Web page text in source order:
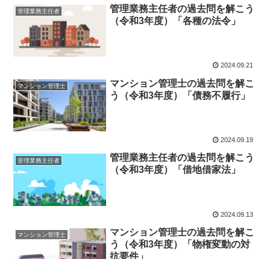
管理業務主任者
管理業務主任者の過去問を解こう
（令和3年度）「各種の法令」
2024.09.21
マンション管理士
マンション管理士の過去問を解こ
う（令和3年度）「債務不履行」
2024.09.19
管理業務主任者
管理業務主任者の過去問を解こう
（令和3年度）「借地借家法」
2024.09.13
マンション管理士
マンション管理士の過去問を解こ
う（令和3年度）「物権変動の対
抗要件」